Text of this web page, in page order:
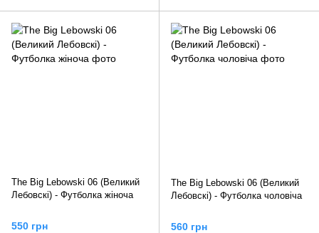
The Big Lebowski 06 (Великий
Лебовскі) - Футболка жіноча
550 грн
The Big Lebowski 06 (Великий
Лебовскі) - Футболка чоловіча
560 грн